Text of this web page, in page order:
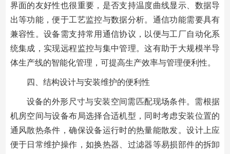
界面的友好性也很重要，是否支持温度曲线显示、数据导
出等功能，便于工艺监控与数据分析。通信功能需要具有
兼容性。设备需支持常用通信协议，以便与工厂自动化系
统集成，实现远程监控与集中管理。这有助于大规模半导
体生产线的智能化管理，可提高生产效率与管理便利性。
四、结构设计与安装维护的便利性
设备的外形尺寸与安装空间需匹配现场条件。需根据
机房空间与设备布局选择合适机型，同时考虑安装位置的
通风散热条件，确保设备运行时的热量能散发。设计上应
便于日常维护操作，如换热器、过滤器等易损部件的拆卸